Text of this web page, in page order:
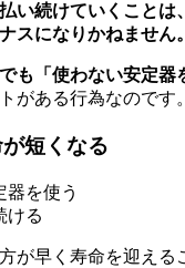
い続けていくことは
スになりかねません
も「使わない安定器
がある行為なのです
短くなる
を使う
ける
が早く寿命を迎える